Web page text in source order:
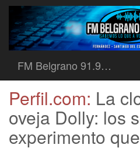
FM Belgrano 91.9…
Perfil.com: La
oveja Dolly: los
experimento